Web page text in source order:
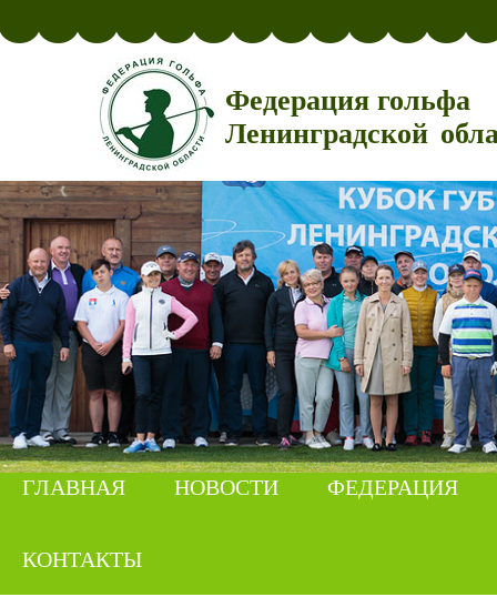
Федерация гольфа
Ленинградской
ГЛАВНАЯ НОВОСТИ ФЕДЕРАЦИЯ
КОНТАКТЫ